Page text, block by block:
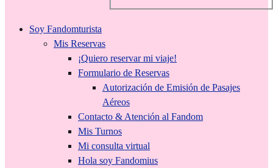
Soy Fandomturista
Mis Reservas
¡Quiero reservar mi viaje!
Formulario de Reservas
Autorización de Emisión de Pasajes
Aéreos
Contacto & Atención al Fandom
Mis Turnos
Mi consulta virtual
Hola soy Fandomius